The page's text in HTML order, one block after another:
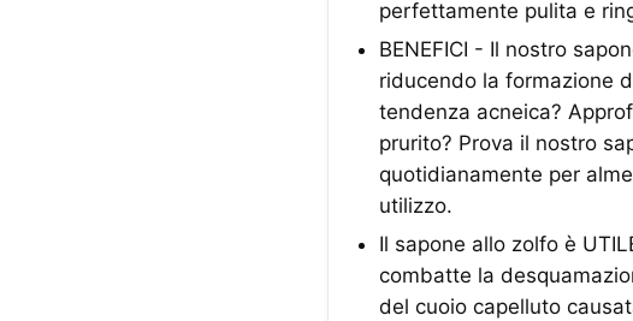
perfettamente pulita e
BENEFICI - Il nostro
riducendo la formazione
tendenza acneica?
prurito? Prova il nostro
quotidianamente per
utilizzo.
Il sapone allo zolfo è
combatte la
del cuoio capelluto